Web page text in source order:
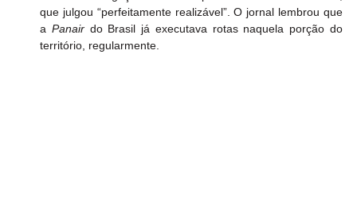
que julgou “perfeitamente realizável”. O jornal lembrou que
a Panair do Brasil já executava rotas naquela porção do
território, regularmente.